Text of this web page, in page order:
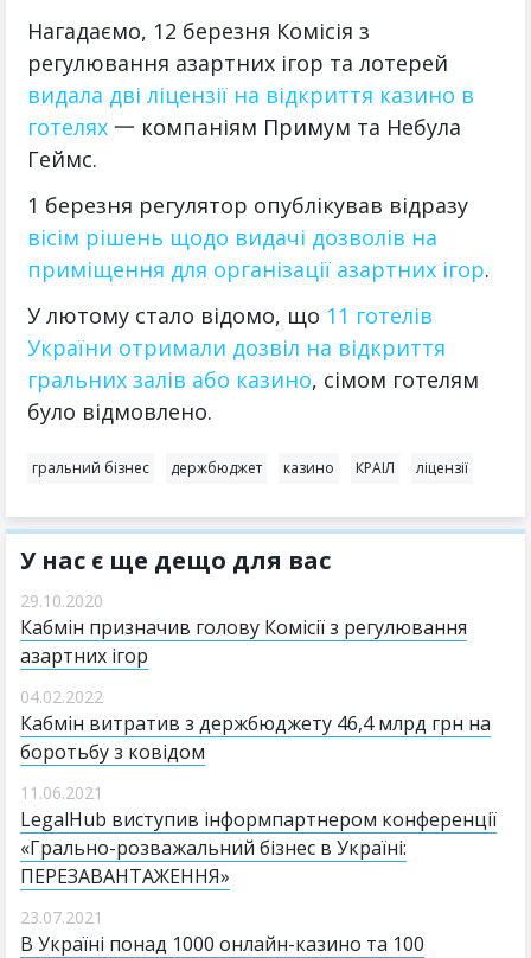
Нагадаємо, 12 березня Комісія з
регулювання азартних ігор та лотерей
видала дві ліцензії на відкриття казино в
готелях 一 компаніям Примум та Небула
Геймс.
1 березня регулятор опублікував відразу
вісім рішень щодо видачі дозволів на
приміщення для організації азартних ігор.
У лютому стало відомо, що 11 готелів
України отримали дозвіл на відкриття
гральних залів або казино, сімом готелям
було відмовлено.
гральний бізнес держбюджет казино КРАІЛ ліцензії
У нас є ще дещо для вас
29.10.2020
Кабмін призначив голову Комісії з регулювання
азартних ігор
04.02.2022
Кабмін витратив з держбюджету 46,4 млрд грн на
боротьбу з ковідом
11.06.2021
LegalHub виступив інформпартнером конференції
«Грально-розважальний бізнес в Україні:
ПЕРЕЗАВАНТАЖЕННЯ»
23.07.2021
В Україні понад 1000 онлайн-казино та 100